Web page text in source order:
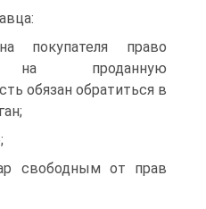
покупателя право
на проданную
обязан обратиться в
свободным от прав